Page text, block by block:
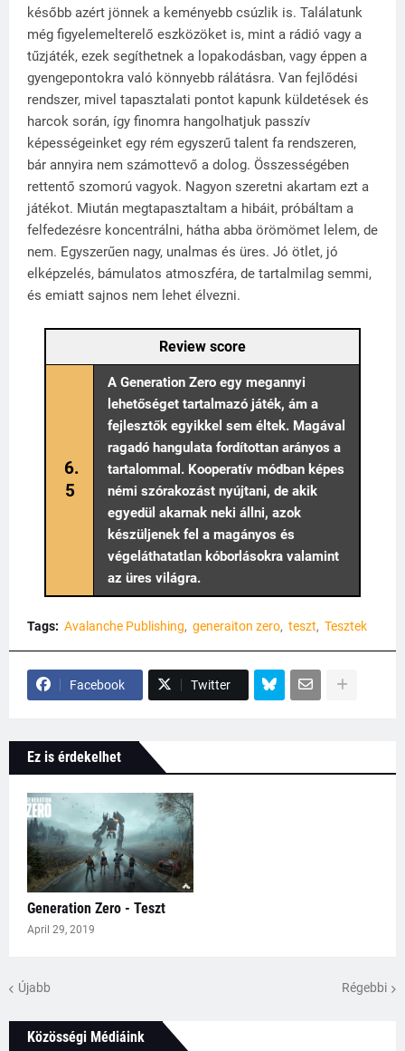
később azért jönnek a keményebb csúzlik is. Találatunk
még figyelemelterelő eszközöket is, mint a rádió vagy a
tűzjáték, ezek segíthetnek a lopakodásban, vagy éppen a
gyengepontokra való könnyebb rálátásra. Van fejlődési
rendszer, mivel tapasztalati pontot kapunk küldetések és
harcok során, így finomra hangolhatjuk passzív
képességeinket egy rém egyszerű talent fa rendszeren,
bár annyira nem számottevő a dolog. Összességében
rettentő szomorú vagyok. Nagyon szeretni akartam ezt a
játékot. Miután megtapasztaltam a hibáit, próbáltam a
felfedezésre koncentrálni, hátha abba örömömet lelem, de
nem. Egyszerűen nagy, unalmas és üres. Jó ötlet, jó
elképzelés, bámulatos atmoszféra, de tartalmilag semmi,
és emiatt sajnos nem lehet élvezni.
Review score
6.
5
A Generation Zero egy megannyi
lehetőséget tartalmazó játék, ám a
fejlesztők egyikkel sem éltek. Magával
ragadó hangulata fordítottan arányos a
tartalommal. Kooperatív módban képes
némi szórakozást nyújtani, de akik
egyedül akarnak neki állni, azok
készüljenek fel a magányos és
végeláthatatlan kóborlásokra valamint
az üres világra.
Tags: Avalanche Publishing generaiton zero teszt Tesztek
Facebook Twitter
Ez is érdekelhet
Generation Zero - Teszt
April 29, 2019
Újabb Régebbi
Közösségi Médiáink